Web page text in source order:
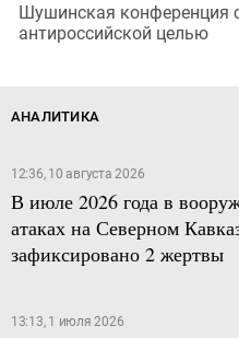
Шушинская конференция
антироссийской целью
АНАЛИТИКА
12:36, 10 августа 2026
В июле 2026 года в
атаках на Северном
зафиксировано 2 жертвы
13:13, 1 июля 2026